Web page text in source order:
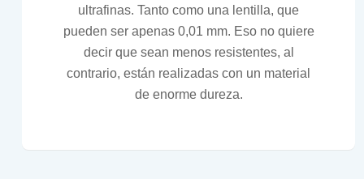
ultrafinas. Tanto como una lentilla, que
pueden ser apenas 0,01 mm. Eso no quiere
decir que sean menos resistentes, al
contrario, están realizadas con un material
de enorme dureza.